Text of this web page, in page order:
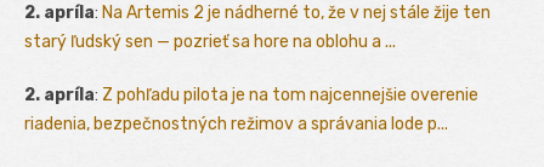
2. apríla: Na Artemis 2 je nádherné to, že v nej stále žije ten
starý ľudský sen — pozrieť sa hore na oblohu a ...
2. apríla: Z pohľadu pilota je na tom najcennejšie overenie
riadenia, bezpečnostných režimov a správania lode p...